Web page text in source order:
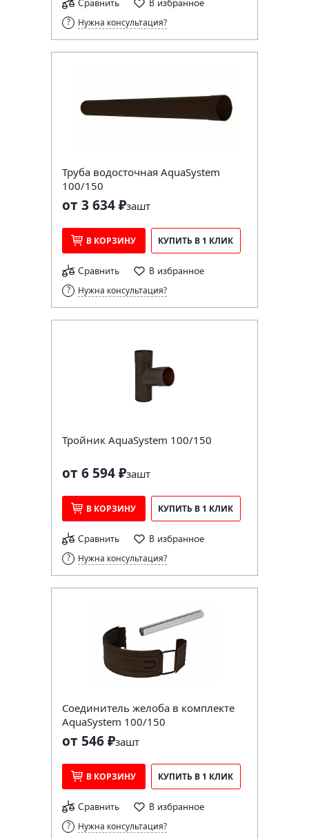
Нужна консультация?
Труба водосточная AquaSystem
100/150
от 3 634 ₽зашт
В КОРЗИНУ КУПИТЬ В 1 КЛИК
Сравнить В избранное
Нужна консультация?
Тройник AquaSystem 100/150
от 6 594 ₽зашт
В КОРЗИНУ КУПИТЬ В 1 КЛИК
Сравнить В избранное
Нужна консультация?
Соединитель желоба в комплекте
AquaSystem 100/150
от 546 ₽зашт
В КОРЗИНУ КУПИТЬ В 1 КЛИК
Сравнить В избранное
Нужна консультация?